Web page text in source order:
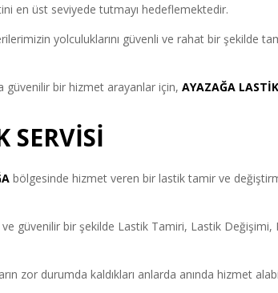
en üst seviyede tutmayı hedeflemektedir.
yolculuklarını güvenli ve rahat bir şekilde
güvenilir bir hizmet arayanlar için,AYAZAĞA
SERVİSİ
bölgesinde hizmet veren bir lastik tamir ve
ve güvenilir bir şekilde Lastik Tamiri, Lastik
zor durumda kaldıkları anlarda anında hizmet